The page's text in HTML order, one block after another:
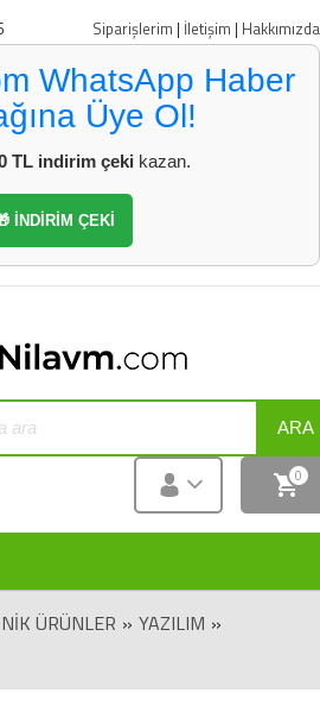
Siparişlerim | İletişim | Hakkımızda
WhatsApp Haber
Üye Ol!
TL indirim çeki kazan.
İNDİRİM ÇEKİ
ARA
0
ÜRÜNLER » YAZILIM »